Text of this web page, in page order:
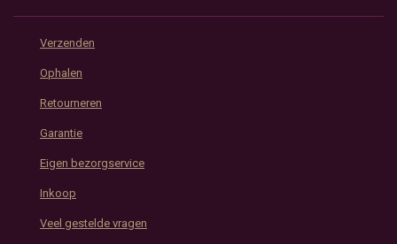
Verzenden
Ophalen
Retourneren
Garantie
Eigen bezorgservice
Inkoop
Veel gestelde vragen